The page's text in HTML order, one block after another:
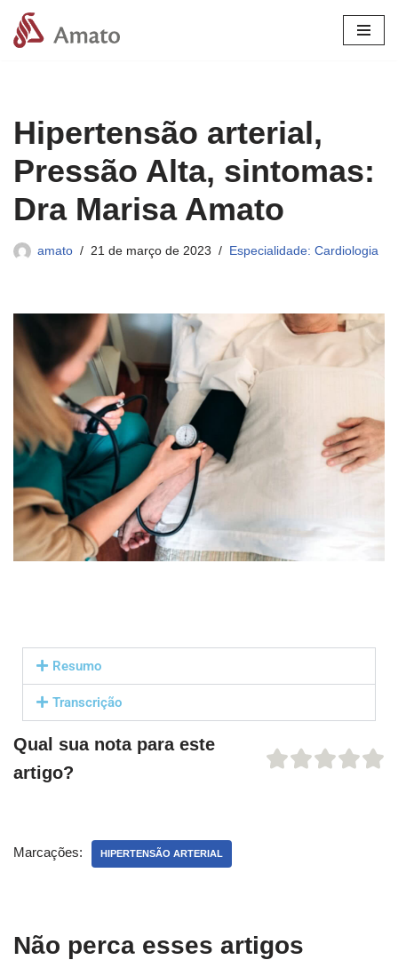
Pular
Hipertensão arterial,
Pressão Alta, sintomas:
Dra Marisa Amato
amato 21 de março de 2023 Especialidade: Cardiologia
Resumo
Transcrição
Qual sua nota para este
artigo?
Marcações: HIPERTENSÃO ARTERIAL
Não perca esses artigos